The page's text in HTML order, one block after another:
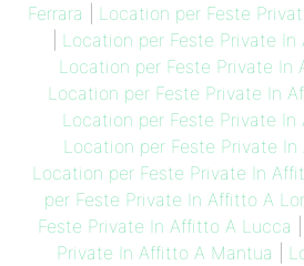
Ferrara
Location per Feste
Location per Feste Private In
Location per Feste Private In
Location per Feste Private In
Location per Feste Private
Location per Feste Private
Location per Feste Private In
per Feste Private In Affitto A
Feste Private In Affitto A Lucca
Private In Affitto A Mantua